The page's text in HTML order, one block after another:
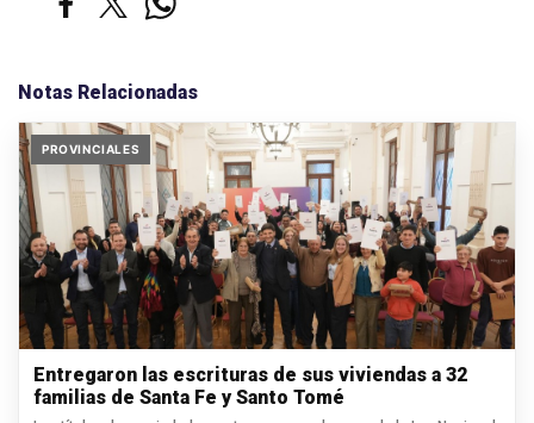
Notas Relacionadas
PROVINCIALES
Entregaron las escrituras de sus viviendas a 32
familias de Santa Fe y Santo Tomé